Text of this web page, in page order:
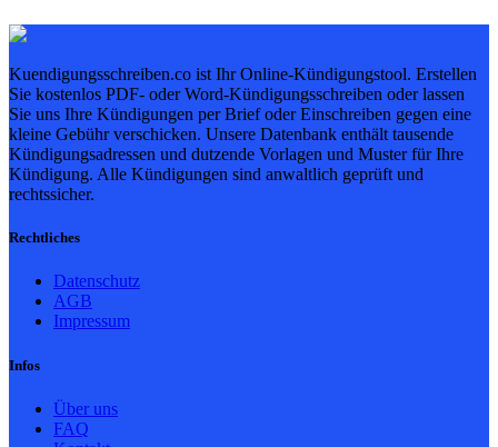
Kuendigungsschreiben.co ist Ihr Online-Kündigungstool. Erstellen
Sie kostenlos PDF- oder Word-Kündigungsschreiben oder lassen
Sie uns Ihre Kündigungen per Brief oder Einschreiben gegen eine
kleine Gebühr verschicken. Unsere Datenbank enthält tausende
Kündigungsadressen und dutzende Vorlagen und Muster für Ihre
Kündigung. Alle Kündigungen sind anwaltlich geprüft und
rechtssicher.
Rechtliches
Datenschutz
AGB
Impressum
Infos
Über uns
FAQ